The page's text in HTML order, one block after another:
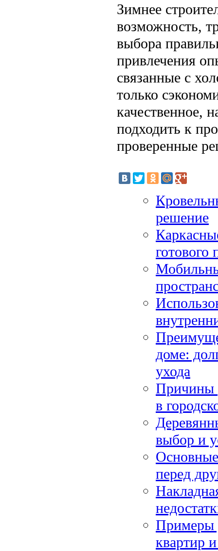
Зимнее
возможность,
выбора
привлечения
связанные с
только
качественное,
подходить к
проверенные
решение
готового
доме:
ухода
Причины
в
выбор и
перед
Примеры
квартир